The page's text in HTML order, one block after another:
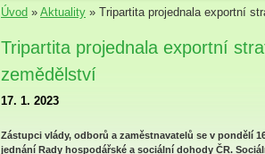
Úvod » Aktuality » Tripartita projednala exportní
Tripartita projednala exportní
zemědělství
17. 1. 2023
Zástupci vlády, odborů a zaměstnavatelů se v pondělí
jednání Rady hospodářské a sociální dohody ČR.